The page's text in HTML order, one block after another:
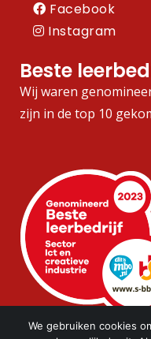
Facebook
Instagram
Beste
Wij waren
zijn in de top 10
We gebruiken cookies